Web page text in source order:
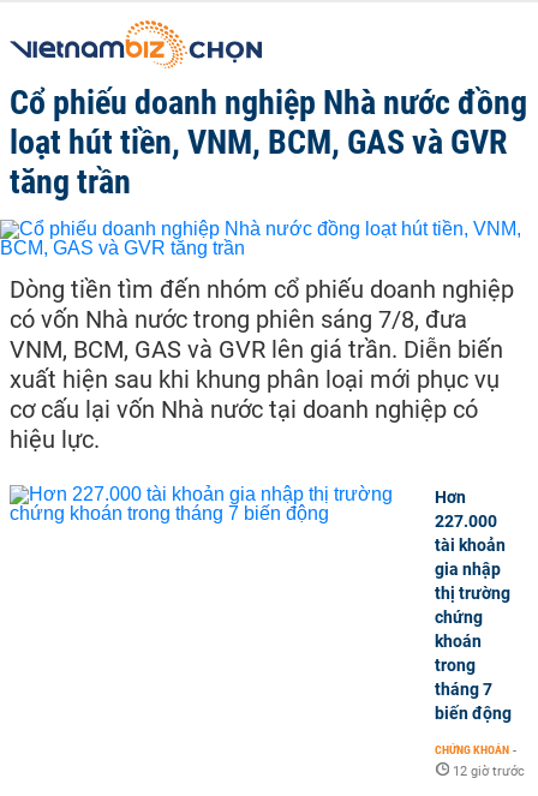
Cổ phiếu doanh nghiệp Nhà nước đồng
loạt hút tiền, VNM, BCM, GAS và GVR
tăng trần
Dòng tiền tìm đến nhóm cổ phiếu doanh nghiệp
có vốn Nhà nước trong phiên sáng 7/8, đưa
VNM, BCM, GAS và GVR lên giá trần. Diễn biến
xuất hiện sau khi khung phân loại mới phục vụ
cơ cấu lại vốn Nhà nước tại doanh nghiệp có
hiệu lực.
Hơn
227.000
tài khoản
gia nhập
thị trường
chứng
khoán
trong
tháng 7
biến động
CHỨNG KHOÁN -
12 giờ trước